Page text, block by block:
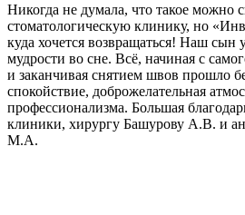
Никогда не думала, что такое можно
стоматологическую клинику, но
куда хочется возвращаться! Наш сын
мудрости во сне. Всё, начиная с
и заканчивая снятием швов прошло
спокойствие, доброжелательная
профессионализма. Большая
клиники, хирургу Башурову А.В. и
М.А.